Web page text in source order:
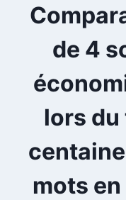
de 4
lors
mots